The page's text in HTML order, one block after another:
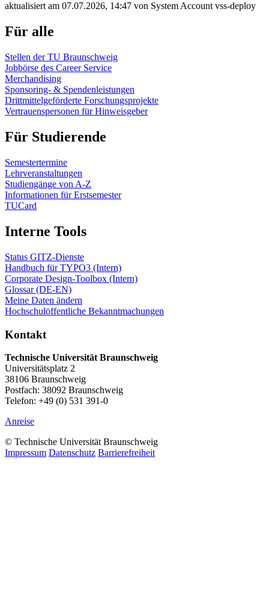
aktualisiert am 07.07.2026, 14:47 von System Account vss-deploy
Für alle
Stellen der TU Braunschweig
Jobbörse des Career Service
Merchandising
Sponsoring- & Spendenleistungen
Drittmittelgeförderte Forschungsprojekte
Vertrauenspersonen für Hinweisgeber
Für Studierende
Semestertermine
Lehrveranstaltungen
Studiengänge von A-Z
Informationen für Erstsemester
TUCard
Interne Tools
Status GITZ-Dienste
Handbuch für TYPO3 (Intern)
Corporate Design-Toolbox (Intern)
Glossar (DE-EN)
Meine Daten ändern
Hochschulöffentliche Bekanntmachungen
Kontakt
Technische Universität Braunschweig
Universitätsplatz 2
38106 Braunschweig
Postfach: 38092 Braunschweig
Telefon: +49 (0) 531 391-0
Anreise
© Technische Universität Braunschweig
Impressum Datenschutz Barrierefreiheit